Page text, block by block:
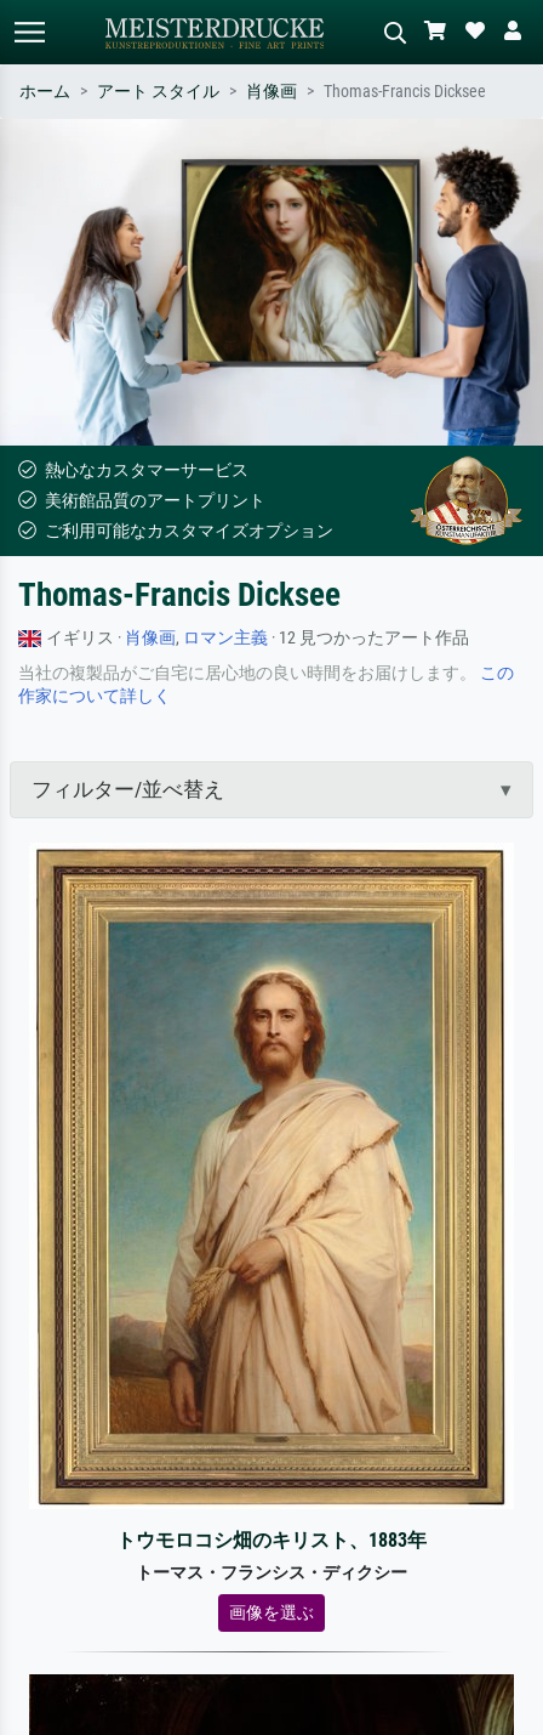
作家名・作品名・スタイルで検索
– 例：モネ、星月夜、印象派、北
斎の波、ヌード。
シーンを説明してください – 例：
緑の草原、赤の多い抽象画、暗い
油絵、木のそばの立ち姿のヌー
ド。
ホーム アート スタイル 肖像画 Thomas-Francis Dicksee
熱心なカスタマーサービス
美術館品質のアートプリント
ご利用可能なカスタマイズオプション
Thomas-Francis Dicksee
イギリス · 肖像画, ロマン主義 · 12 見つかったアート作品
当社の複製品がご自宅に居心地の良い時間をお届けします。
この
作家について詳しく
フィルター/並べ替え
トウモロコシ畑のキリスト、1883年
トーマス・フランシス・ディクシー
画像を選ぶ